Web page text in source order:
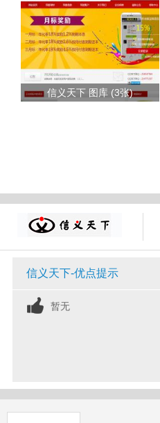
信义天下 图库 (3张)
信义天下-优点提示
暂无